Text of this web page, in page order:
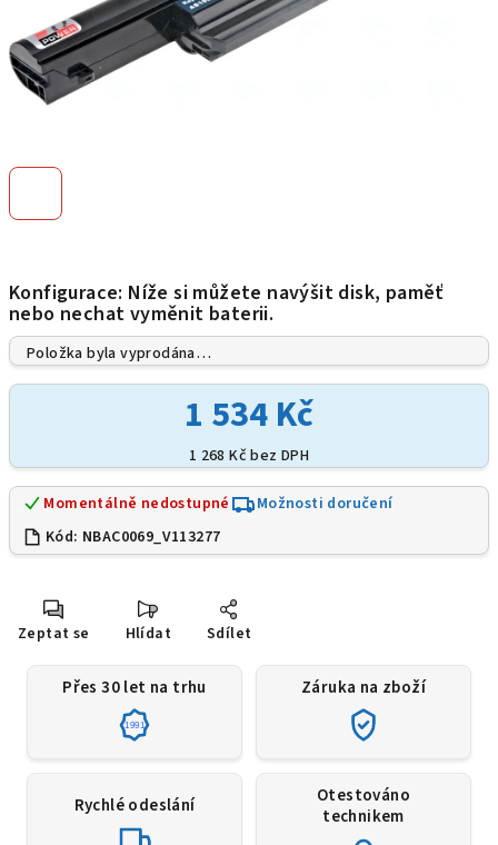
Konfigurace: Níže si můžete navýšit disk, paměť
nebo nechat vyměnit baterii.
Položka byla vyprodána…
1 534 Kč
1 268 Kč bez DPH
Momentálně nedostupné
Možnosti doručení
Kód: NBAC0069_V113277
Zeptat se Hlídat Sdílet
Přes 30 let na trhu
1991
Záruka na zboží
Rychlé odeslání
Otestováno
technikem